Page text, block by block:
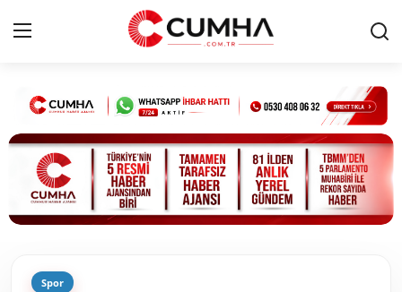
Kurumsal
Cumhurbaşkanlığı
Bakanlıklar
Spor